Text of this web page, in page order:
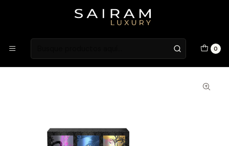
0
Atención en Guardia Vieja 202, Local 1
Inicio Fragancias Fragancias Unisex
Perfume Amouage Travel Sprays Mujer 3 X 10 ml Estuche